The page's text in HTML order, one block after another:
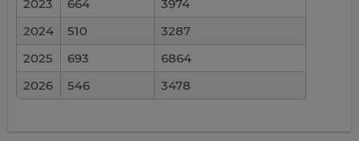
2023 664
3974
2024
510
3287
2025
693
6864
2026
546 3478